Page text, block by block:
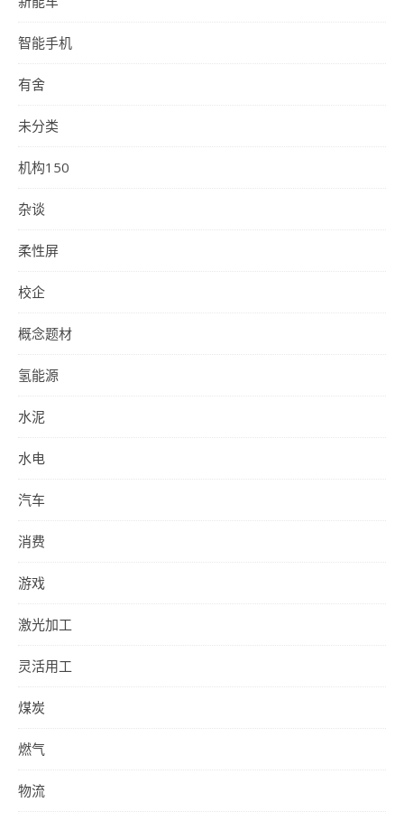
智能手机
有舍
未分类
机构150
杂谈
柔性屏
校企
概念题材
氢能源
水泥
水电
汽车
消费
游戏
激光加工
灵活用工
煤炭
燃气
物流